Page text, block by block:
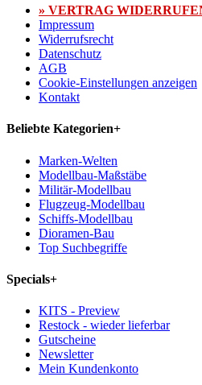
» VERTRAG
Impressum
Widerrufsrecht
Datenschutz
AGB
Cookie-Einstellungen anzeigen
Kontakt
Beliebte Kategorien+
Marken-Welten
Modellbau-Maßstäbe
Militär-Modellbau
Flugzeug-Modellbau
Schiffs-Modellbau
Dioramen-Bau
Top Suchbegriffe
Specials+
KITS - Preview
Restock - wieder lieferbar
Gutscheine
Newsletter
Mein Kundenkonto